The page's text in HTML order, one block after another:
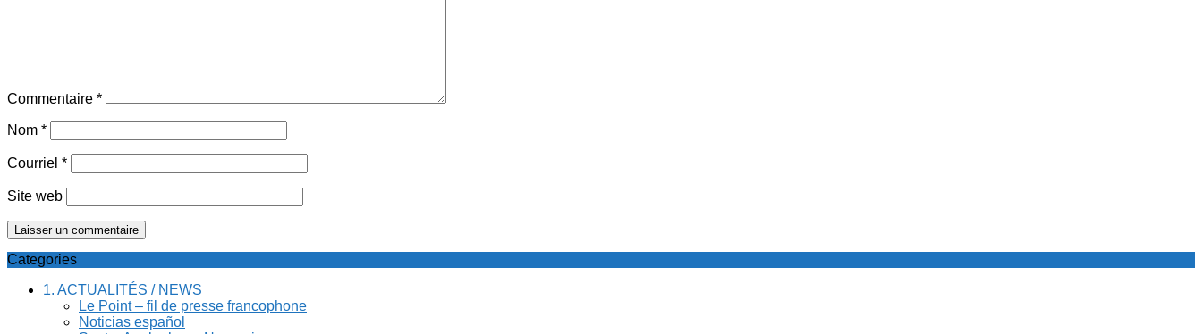
Commentaire *
Nom *
Courriel *
Site web
Categories
1. ACTUALITÉS / NEWS
Le Point – fil de presse francophone
Noticias español